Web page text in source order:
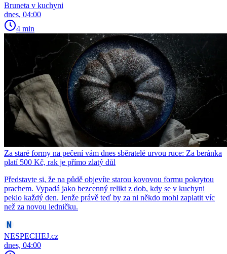
Bruneta v kuchyni
dnes, 04:00
4 min
Za staré formy na pečení vám dnes sběratelé urvou ruce: Za beránka
platí 500 Kč, rak je přímo zlatý důl
Představte si, že na půdě objevíte starou kovovou formu pokrytou
prachem. Vypadá jako bezcenný relikt z dob, kdy se v kuchyni
peklo každý den. Jenže právě teď by za ni někdo mohl zaplatit víc
než za novou ledničku.
NESPECHEJ.cz
dnes, 04:00